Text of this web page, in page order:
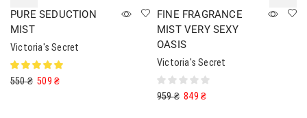
PURE SEDUCTION
MIST
Victoria's Secret
550₴ 509₴
FINE FRAGRANCE
MIST VERY SEXY
OASIS
Victoria's Secret
959₴ 849₴